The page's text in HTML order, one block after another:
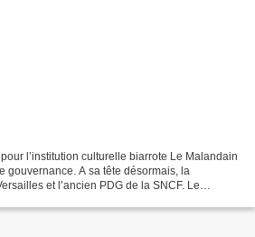
l’institution culturelle biarrote Le Malandain
gouvernance. A sa tête désormais, la
et l’ancien PDG de la SNCF. Le